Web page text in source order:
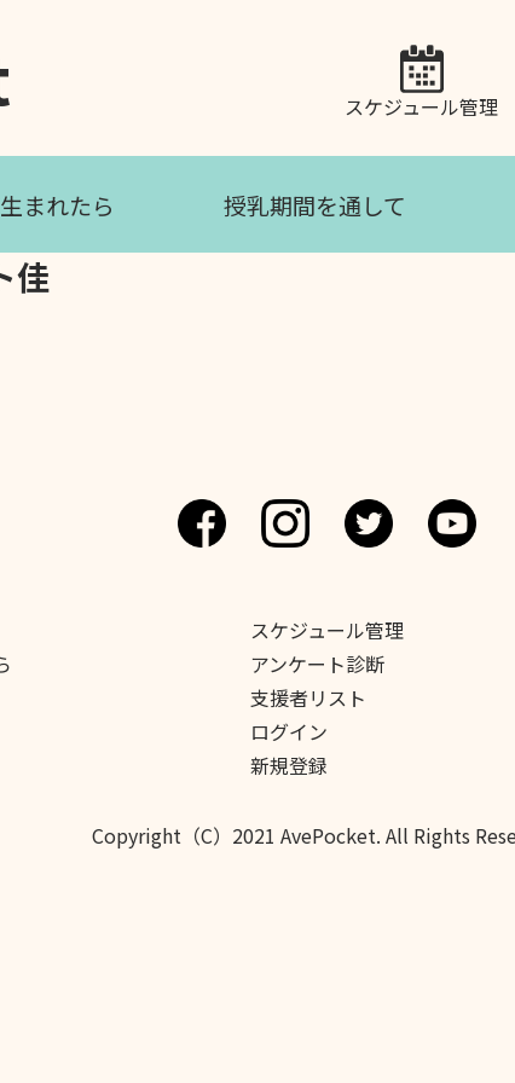
スケジュール管理
まれたら 授乳期間を通して
佳
スケジュール管理
アンケート診断
支援者リスト
ログイン
新規登録
Copyright（C）2021 AvePocket. All Rights